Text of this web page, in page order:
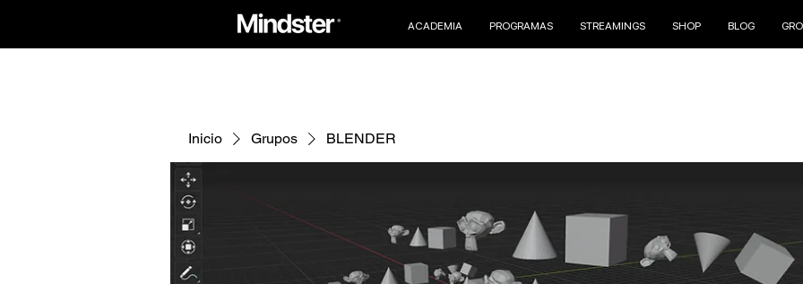
ACADEMIA PROGRAMAS STREAMINGS SHOP BLOG
Inicio Grupos BLENDER